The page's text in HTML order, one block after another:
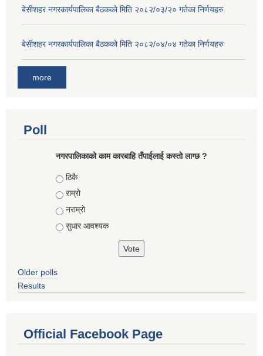
बे‍‍सीशहर नगरकार्यपालिका बैठककाे मिति २०८२/०३/२० गतेका निर्णयहरु
बे‍‍सीशहर नगरकार्यपालिका बैठककाे मिति २०८२/०४/०४ गतेका निर्णयहरु
more
Poll
नगरपालिकाको काम कारबाहि तँपाईलाई कस्तो लाग्छ ?
Choices
ठिकै
राम्रो
नराम्रो
सुधार आवश्यक
Older polls
Results
Official Facebook Page